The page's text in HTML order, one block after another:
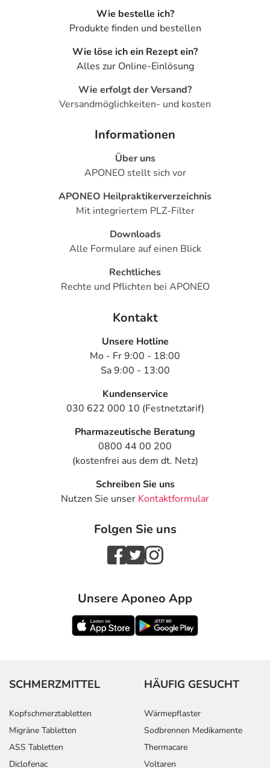
Wie bestelle ich?
Produkte finden und bestellen
Wie löse ich ein Rezept ein?
Alles zur Online-Einlösung
Wie erfolgt der Versand?
Versandmöglichkeiten- und kosten
Informationen
Über uns
APONEO stellt sich vor
APONEO Heilpraktikerverzeichnis
Mit integriertem PLZ-Filter
Downloads
Alle Formulare auf einen Blick
Rechtliches
Rechte und Pflichten bei APONEO
Kontakt
Unsere Hotline
Mo - Fr 9:00 - 18:00
Sa 9:00 - 13:00
Kundenservice
030 622 000 10 (Festnetztarif)
Pharmazeutische Beratung
0800 44 00 200
(kostenfrei aus dem dt. Netz)
Schreiben Sie uns
Nutzen Sie unser Kontaktformular
Folgen Sie uns
Unsere Aponeo App
SCHMERZMITTEL
Kopfschmerztabletten
Migräne Tabletten
ASS Tabletten
Diclofenac
HÄUFIG GESUCHT
Wärmepflaster
Sodbrennen Medikamente
Thermacare
Voltaren